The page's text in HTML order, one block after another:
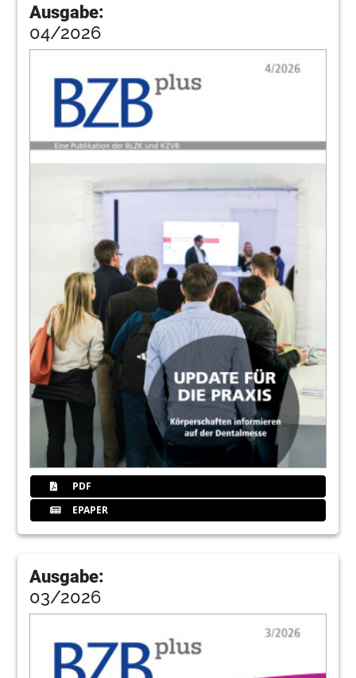
Ausgabe:
04/2026
PDF
EPAPER
Ausgabe:
03/2026